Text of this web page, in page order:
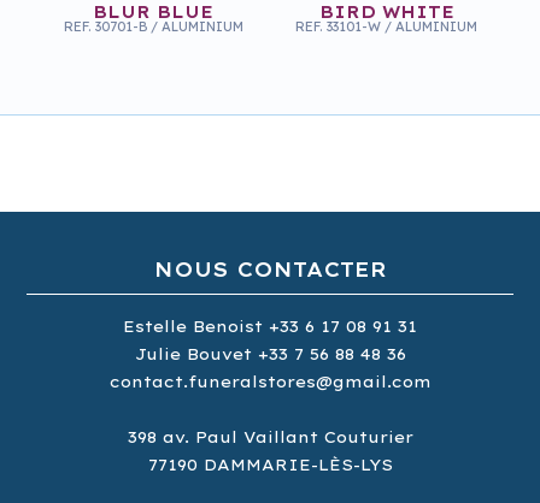
BLUR BLUE
REF. 30701-B / ALUMINIUM
BIRD WHITE
REF. 33101-W / ALUMINIUM
ALUMINIUM /
NOUS CONTACTER
Estelle Benoist +33 6 17 08 91 31
Julie Bouvet +33 7 56 88 48 36
contact.funeralstores@gmail.com
398 av. Paul Vaillant Couturier
77190 DAMMARIE-LÈS-LYS